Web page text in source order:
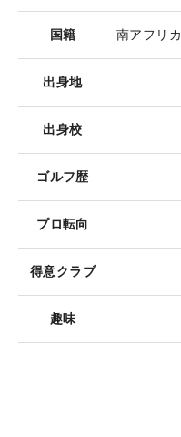
国籍 南アフリカ
出身地
出身校
ゴルフ歴
プロ転向
得意クラブ
趣味